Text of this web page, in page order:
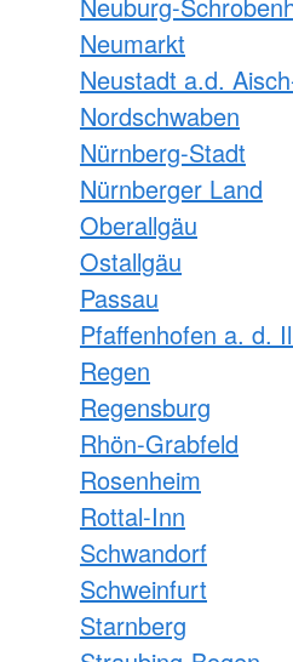
Neumarkt
Neustadt a.d.
Nordschwaben
Nürnberg-Stadt
Nürnberger Land
Oberallgäu
Ostallgäu
Passau
Pfaffenhofen a. d.
Regen
Regensburg
Rhön-Grabfeld
Rosenheim
Rottal-Inn
Schwandorf
Schweinfurt
Starnberg